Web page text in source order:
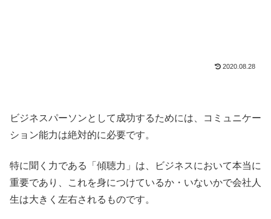
2020.08.28
ビジネスパーソンとして成功するためには、コミュニケー
ション能力は絶対的に必要です。
特に聞く力である「傾聴力」は、ビジネスにおいて本当に
重要であり、これを身につけているか・いないかで会社人
生は大きく左右されるものです。